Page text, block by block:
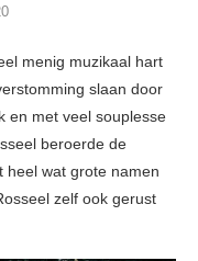
menig muzikaal hart
slaan door
en met veel souplesse
beroerde de
heel wat grote namen
zelf ook gerust